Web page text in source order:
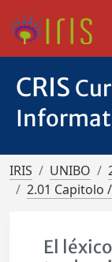
CRIS
IRIS UNIBO
2.01 Capitolo
El